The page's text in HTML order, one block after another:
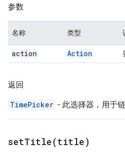
参数
名称 类型
action Action
返回
TimePicker - 此选择器，用于链
setTitle(title)